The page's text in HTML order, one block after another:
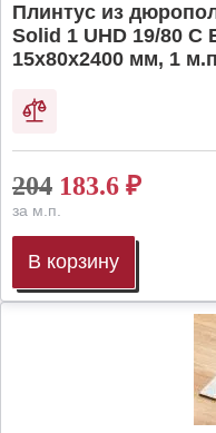
Плинтус из
Solid 1 UHD 19/80 C
15х80х2400 мм, 1
204 183.6 ₽
за м.п.
В корзину